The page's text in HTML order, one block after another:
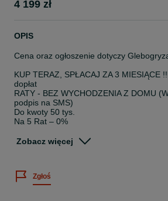
4 199 zł
OPIS
Cena oraz ogłoszenie dotyczy
KUP TERAZ, SPŁACAJ ZA 3 MIESIĄCE
dopłat
RATY - BEZ WYCHODZENIA Z DOMU
podpis na SMS)
Do kwoty 50 tys.
Na 5 Rat – 0%
KONTAKT: 5*1*3*3*6*6*8*7*3
Zobacz więcej
Zgłoś